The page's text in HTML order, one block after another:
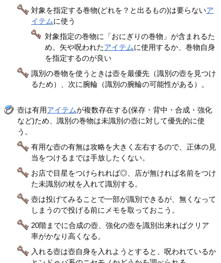
対象を指定する巻物(どれを？と出るもの)は要らないア
イテムに使う
対象指定の巻物に「おにぎりの巻物」が含まれるた
め。矢や呪われたアイテムに使用するか、巻物自身
を指定するのが良い
識別の巻物を使うときは壺を最優先（識別の壺を見つけ
るため）、次に腕輪（識別の腕輪の可能性がある）。
壺は有用アイテムが複数存在する(保存・背中・合成・強化
など)ため、識別の巻物は未識別の壺に対して優先的に使
う。
有用な壺の有無は攻略を大きく左右するので、正体の見
当をつけるまでは手放したくない。
お店で目星をつけられれば◎、店が無ければ名前をつけ
た未識別の杖を入れて識別する。
壺は投げてみることで一部が識別できるが、無くなって
しまうので投げる前にメモを取っておこう。
20階までに合成の壺、強化の壺を識別出来ればクリア
率がかなり高くなる。
入れる壺は壺自身を入れようとすると、呪われているか